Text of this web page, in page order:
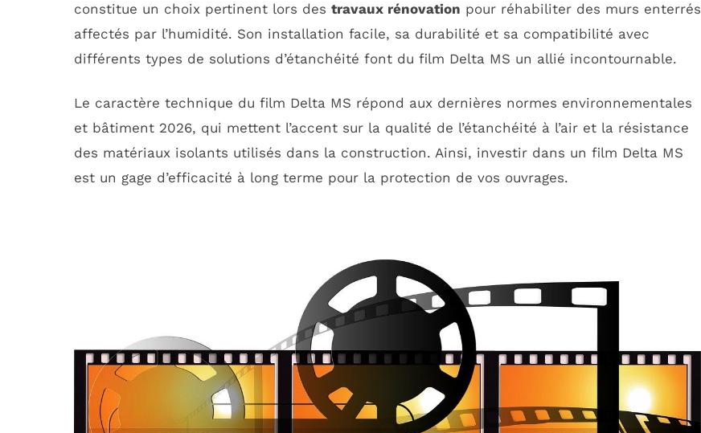
constitue un choix pertinent lors des travaux rénovation pour réhabiliter des murs enterrés
affectés par l’humidité. Son installation facile, sa durabilité et sa compatibilité avec
différents types de solutions d’étanchéité font du film Delta MS un allié incontournable.
Le caractère technique du film Delta MS répond aux dernières normes environnementales
et bâtiment 2026, qui mettent l’accent sur la qualité de l’étanchéité à l’air et la résistance
des matériaux isolants utilisés dans la construction. Ainsi, investir dans un film Delta MS
est un gage d’efficacité à long terme pour la protection de vos ouvrages.